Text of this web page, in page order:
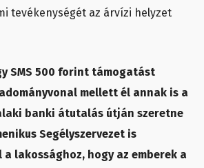
tevékenységét az árvízi helyzet
SMS 500 forint támogatást
mellett él annak is a
banki átutalás útján szeretne
Segélyszervezet is
lakossághoz, hogy az emberek a